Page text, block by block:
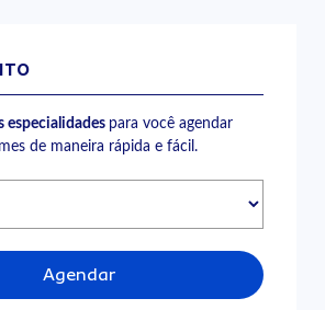
especialidades para você agendar
de maneira rápida e fácil.
Agendar